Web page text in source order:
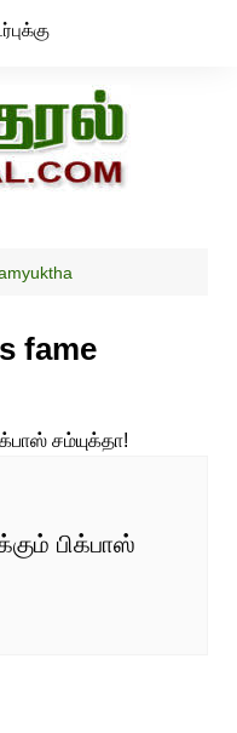
fame
பிக்பாஸ்